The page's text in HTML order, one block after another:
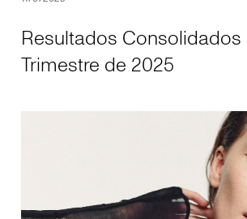
Resultados Consolidados
Trimestre de 2025